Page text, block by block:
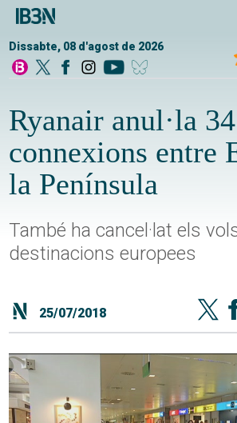
Dissabte, 08 d'agost de 2026
Ryanair anul·la 34
connexions entre
la Península
També ha cancel·lat els
destinacions europees
25/07/2018